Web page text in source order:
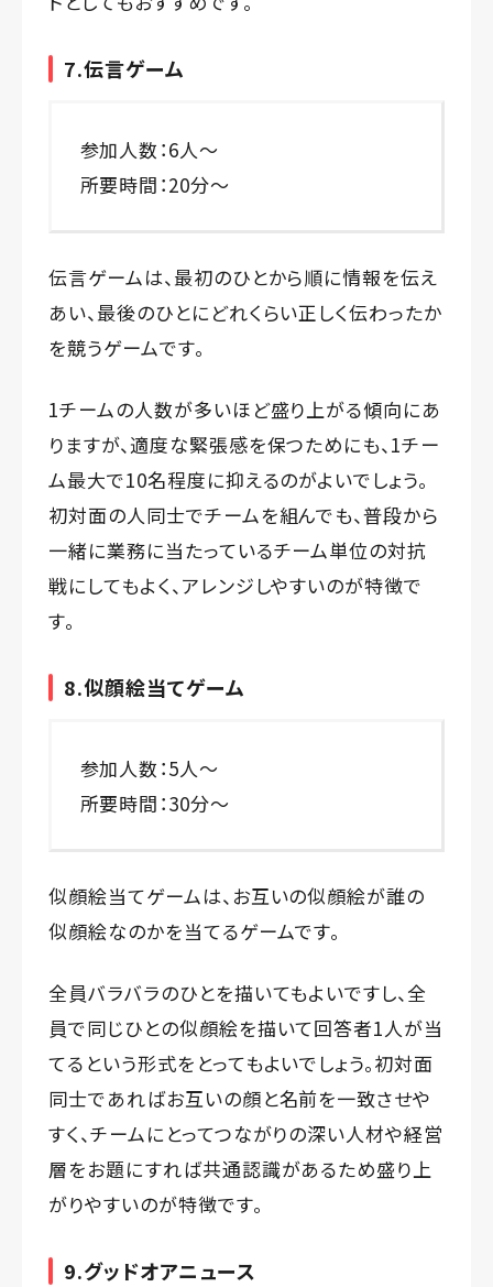
7.伝言ゲーム
参加人数：6人～
所要時間：20分～
伝言ゲームは、最初のひとから順に情報を伝え
あい、最後のひとにどれくらい正しく伝わったか
を競うゲームです。
1チームの人数が多いほど盛り上がる傾向にあ
りますが、適度な緊張感を保つためにも、1チー
ム最大で10名程度に抑えるのがよいでしょう。
初対面の人同士でチームを組んでも、普段から
一緒に業務に当たっているチーム単位の対抗
戦にしてもよく、アレンジしやすいのが特徴で
す。
8.似顔絵当てゲーム
参加人数：5人～
所要時間：30分～
似顔絵当てゲームは、お互いの似顔絵が誰の
似顔絵なのかを当てるゲームです。
全員バラバラのひとを描いてもよいですし、全
員で同じひとの似顔絵を描いて回答者1人が当
てるという形式をとってもよいでしょう。初対面
同士であればお互いの顔と名前を一致させや
すく、チームにとってつながりの深い人材や経営
層をお題にすれば共通認識があるため盛り上
がりやすいのが特徴です。
9.グッドオアニュース